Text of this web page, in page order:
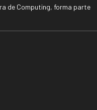
de Computing, forma parte